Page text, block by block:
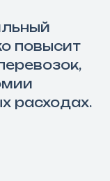
повысит
расходах.